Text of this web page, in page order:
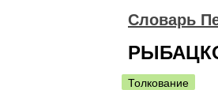
Словарь
Толкование